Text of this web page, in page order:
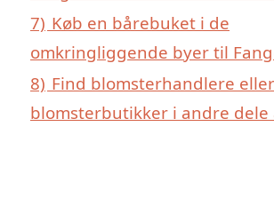
7) Køb en bårebuket i de
omkringliggende byer til
8) Find blomsterhandlere
blomsterbutikker i andre dele